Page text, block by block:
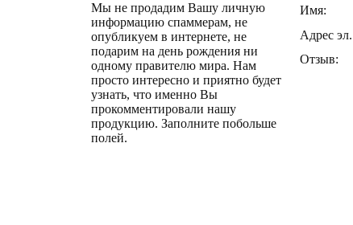
Мы не продадим Вашу личную
информацию спаммерам, не
опубликуем в интернете, не
подарим на день рождения ни
одному правителю мира. Нам
просто интересно и приятно будет
узнать, что именно Вы
прокомментировали нашу
продукцию. Заполните побольше
полей.
Имя:
Адрес
Отзыв: